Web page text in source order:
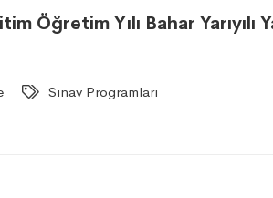
Öğretim Yılı Bahar Yarıyılı
Sınav Programları